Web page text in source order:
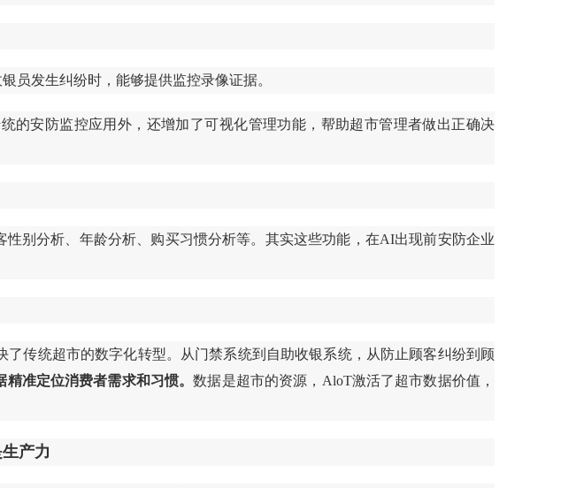
员发生纠纷时，能够提供监控录像证据。
的安防监控应用外，还增加了可视化管理功能，帮助超市管理者做出正确决
别分析、年龄分析、购买习惯分析等。其实这些功能，在AI出现前安防企业
了传统超市的数字化转型。从门禁系统到自助收银系统，从防止顾客纠纷到顾
精准定位消费者需求和习惯。数据是超市的资源，AloT激活了超市数据价值，
产力